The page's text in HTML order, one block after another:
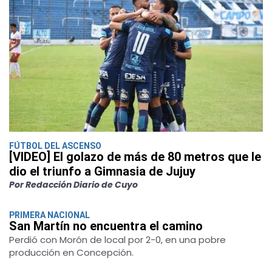
FÚTBOL DEL ASCENSO
[VIDEO] El golazo de más de 80 metros que le
dio el triunfo a Gimnasia de Jujuy
Por Redacción Diario de Cuyo
PRIMERA NACIONAL
San Martín no encuentra el camino
Perdió con Morón de local por 2-0, en una pobre
producción en Concepción.